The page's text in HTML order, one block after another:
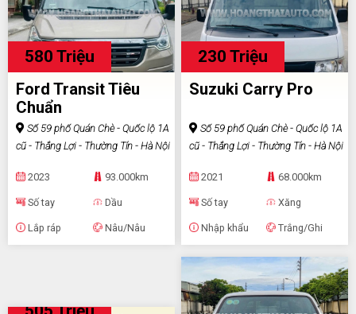
580 Triệu
Ford Transit Tiêu
Chuẩn
Số 59 phố Quán Chè - Quốc lộ 1A
cũ - Thắng Lợi - Thường Tín - Hà Nội
2023 93.000km
Số tay Dầu
Lắp ráp Nâu/Nâu
230 Triệu
Suzuki Carry Pro
Số 59 phố Quán Chè - Quốc lộ 1A
cũ - Thắng Lợi - Thường Tín - Hà Nội
2021 68.000km
Số tay Xăng
Nhập khẩu Trắng/Ghi